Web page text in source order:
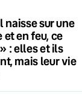
naisse sur une
en feu, ce
: elles et ils
mais leur vie